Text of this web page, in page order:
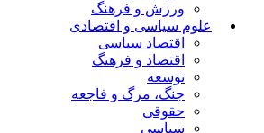
ورزش و فرهنگ
علوم سیاسی و اقتصادی
اقتصاد سیاسی
اقتصاد و فرهنگ
توسعه
جنگ، مرگ و فاجعه
حقوقی
سیاسی